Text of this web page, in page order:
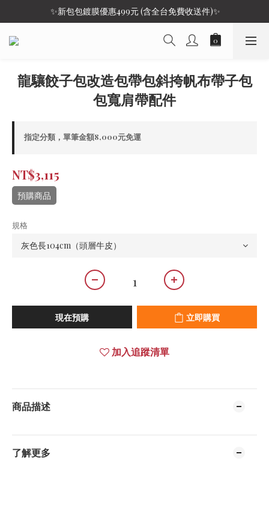
✨新包包鍍膜優惠499元 (含全台免費收送件)✨
龍驤餃子包改造包帶包斜挎帆布帶子包
包寬肩帶配件
指定分類，單筆金額8,000元免運
NT$3,115
預購商品
規格
現在預購 立即購買
加入追蹤清單
商品描述
了解更多